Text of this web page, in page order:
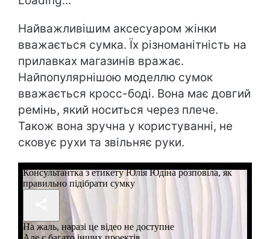
Найважливішим аксесуаром жінки
вважається сумка. Їх різноманітність на
прилавках магазинів вражає.
Найпопулярнішою моделлю сумок
вважається кросс-боді. Вона має довгий
ремінь, який носиться через плече.
Також вона зручна у користуванні, не
сковує рухи та звільняє руки.